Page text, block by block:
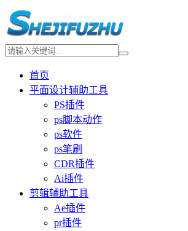
首页
平面设计辅助工具
PS插件
ps脚本动作
ps软件
ps笔刷
CDR插件
Ai插件
剪辑辅助工具
Ae插件
pr插件